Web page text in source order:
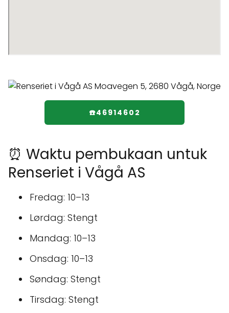
☎️46914602
⏰ Waktu pembukaan untuk
Renseriet i Vågå AS
Fredag: 10–13
Lørdag: Stengt
Mandag: 10–13
Onsdag: 10–13
Søndag: Stengt
Tirsdag: Stengt